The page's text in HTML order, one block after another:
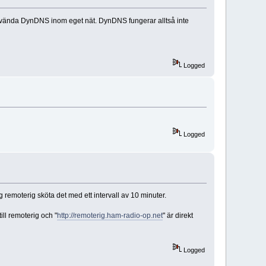
DynDNS inom eget nät. DynDNS fungerar alltså inte
Logged
Logged
sköta det med ett intervall av 10 minuter.
remoterig och "http://remoterig.ham-radio-op.net" är direkt
Logged